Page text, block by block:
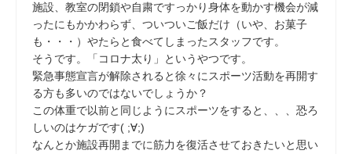
施設、教室の閉鎖や自粛ですっかり身体を動かす機会が減
ったにもかかわらず、ついついご飯だけ（いや、お菓子
も・・・）やたらと食べてしまったスタッフです。
そうです。「コロナ太り」というやつです。
緊急事態宣言が解除されると徐々にスポーツ活動を再開す
る方も多いのではないでしょうか？
この体重で以前と同じようにスポーツをすると、、、恐ろ
しいのはケガです( ;∀;)
なんとか施設再開までに筋力を復活させておきたいと思い